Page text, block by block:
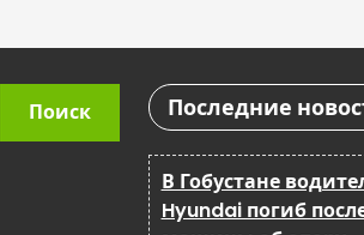
Поиск Последние
В Гобустане
Hyundai погиб